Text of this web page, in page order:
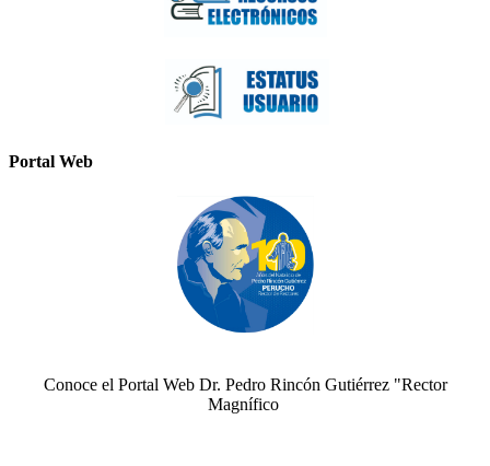
Portal Web
Conoce el Portal Web Dr. Pedro Rincón Gutiérrez "Rector
Magnífico